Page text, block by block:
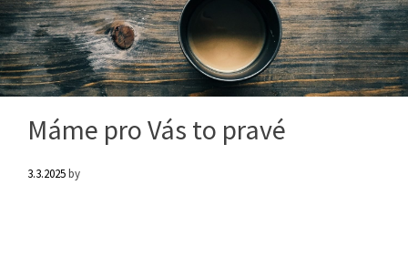
Máme pro Vás to pravé
3.3.2025by